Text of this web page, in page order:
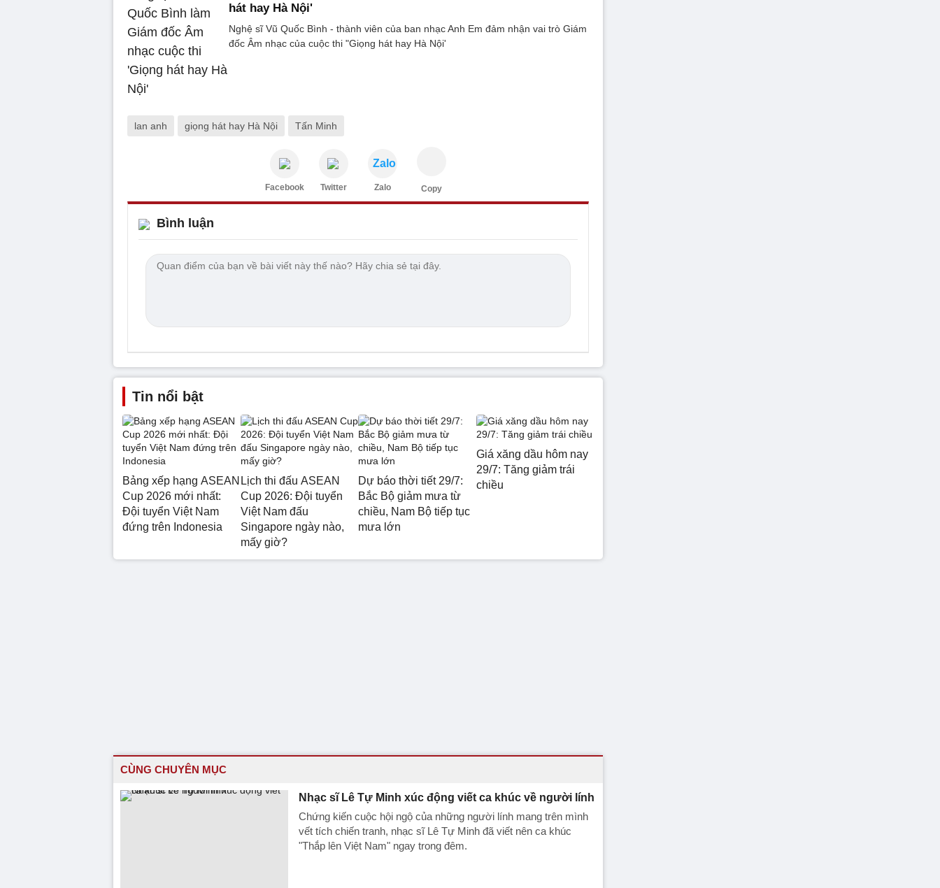
hát hay Hà Nội'
Nghệ sĩ Vũ Quốc Bình - thành viên của ban nhạc Anh Em đảm nhận vai trò Giám
đốc Âm nhạc của cuộc thi "Giọng hát hay Hà Nội'
lan anh giọng hát hay Hà Nội Tấn Minh
Facebook Twitter
Zalo
Zalo Copy
Bình luận
Tin nổi bật
Bảng xếp hạng ASEAN
Cup 2026 mới nhất:
Đội tuyển Việt Nam
đứng trên Indonesia
Lịch thi đấu ASEAN
Cup 2026: Đội tuyển
Việt Nam đấu
Singapore ngày nào,
mấy giờ?
Dự báo thời tiết 29/7:
Bắc Bộ giảm mưa từ
chiều, Nam Bộ tiếp tục
mưa lớn
Giá xăng dầu hôm nay
29/7: Tăng giảm trái
chiều
CÙNG CHUYÊN MỤC
Nhạc sĩ Lê Tự Minh xúc động viết ca khúc về người lính
Chứng kiến cuộc hội ngộ của những người lính mang trên mình
vết tích chiến tranh, nhạc sĩ Lê Tự Minh đã viết nên ca khúc
"Thắp lên Việt Nam" ngay trong đêm.